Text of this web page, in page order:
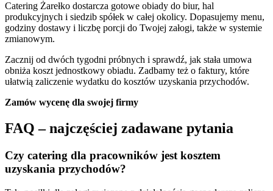
Catering Żarełko dostarcza gotowe obiady do biur, hal
produkcyjnych i siedzib spółek w całej okolicy. Dopasujemy menu,
godziny dostawy i liczbę porcji do Twojej załogi, także w systemie
zmianowym.
Zacznij od dwóch tygodni próbnych i sprawdź, jak stała umowa
obniża koszt jednostkowy obiadu. Zadbamy też o faktury, które
ułatwią zaliczenie wydatku do kosztów uzyskania przychodów.
Zamów wycenę dla swojej firmy
FAQ – najczęściej zadawane pytania
Czy catering dla pracowników jest kosztem
uzyskania przychodów?